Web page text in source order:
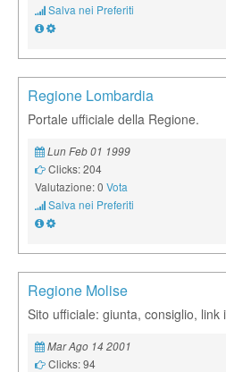
Salva nei Preferiti
Regione Lombardia
Portale ufficiale della Regione.
Lun Feb 01 1999
Clicks: 204
Valutazione: 0 Vota
Salva nei Preferiti
Regione Molise
Sito ufficiale: giunta, consiglio, link
Mar Ago 14 2001
Clicks: 94